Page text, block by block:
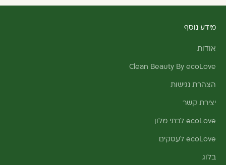
מידע נוסף
אודות
Clean Beauty By ecoLove
הצהרת נגישות
יצירת קשר
ecoLove לבתי מלון
ecoLove לעסקים
בלוג